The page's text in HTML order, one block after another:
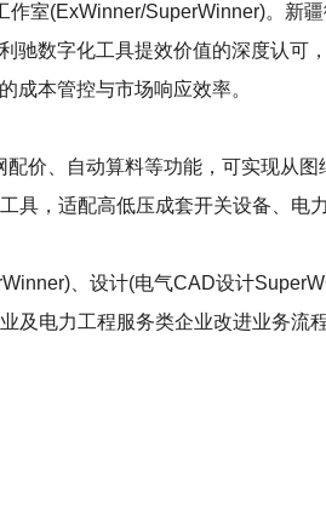
室(ExWinner/SuperWinner)。新
数字化工具提效价值的深度认可
成本管控与市场响应效率。
价、自动算料等功能，可实现从
，适配高低压成套开关设备、电
、设计(电气CAD设计
及电力工程服务类企业改进业务流